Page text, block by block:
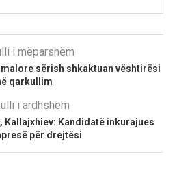
i mëparshëm
sërish shkaktuan vështirësi
qarkullim
i ardhshëm
Kandidatë inkurajues
për drejtësi